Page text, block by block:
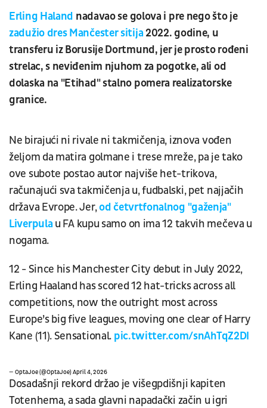
Erling Haland nadavao se golova i pre nego što je
zadužio dres Mančester sitija2022. godine, u
transferu iz Borusije Dortmund, jer je prosto rođeni
strelac, s neviđenim njuhom za pogotke, ali od
dolaska na "Etihad" stalno pomera realizatorske
granice.
Ne birajući ni rivale ni takmičenja, iznova vođen
željom da matira golmane i trese mreže, pa je tako
ove subote postao autor najviše het-trikova,
računajući sva takmičenja u, fudbalski, pet najjačih
država Evrope. Jer,od četvrtfonalnog "gaženja"
Liverpulau FA kupu samo on ima 12 takvih mečeva u
nogama.
12 - Since his Manchester City debut in July 2022,
Erling Haaland has scored 12 hat-tricks across all
competitions, now the outright most across
Europe’s big five leagues, moving one clear of Harry
Kane (11). Sensational. pic.twitter.com/snAhTqZ2DI
— OptaJoe (@OptaJoe)April 4, 2026
Dosadašnji rekord držao je višegpdišnji kapiten
Totenhema, a sada glavni napadački začin u igri